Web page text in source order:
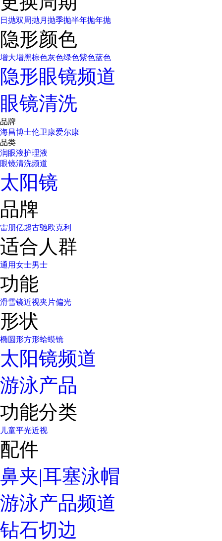
日抛双周抛月抛季抛半年抛年抛
隐形颜色
增大增黑棕色灰色绿色紫色蓝色
隐形眼镜频道
眼镜清洗
品牌
海昌博士伦卫康爱尔康
品类
润眼液护理液
眼镜清洗频道
太阳镜
品牌
雷朋亿超古驰欧克利
适合人群
通用女士男士
功能
滑雪镜近视夹片偏光
形状
椭圆形方形蛤蟆镜
太阳镜频道
游泳产品
功能分类
儿童平光近视
配件
鼻夹|耳塞泳帽
游泳产品频道
钻石切边